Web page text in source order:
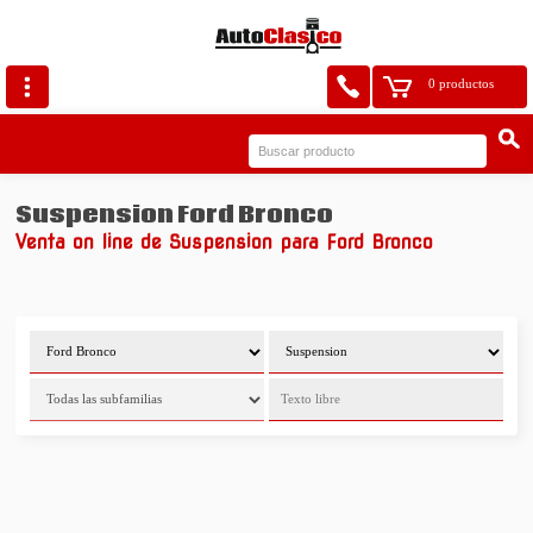
0 productos
Suspension Ford Bronco
Venta on line de Suspension para Ford Bronco